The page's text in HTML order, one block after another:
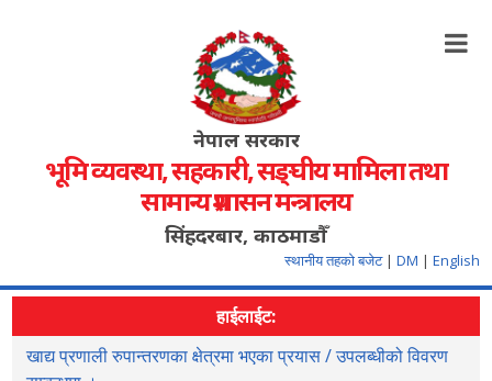
नेपाल सरकार
भूमि व्यवस्था, सहकारी, सङ्‍घीय मामिला तथा
सामान्य प्रशासन मन्त्रालय
सिंहदरबार, काठमाडौँ
स्थानीय तहको बजेट | DM | English
हाईलाईट:
विवरण
सहजिकरण तथा समन्वय गर्ने सम्वन्धमा ।